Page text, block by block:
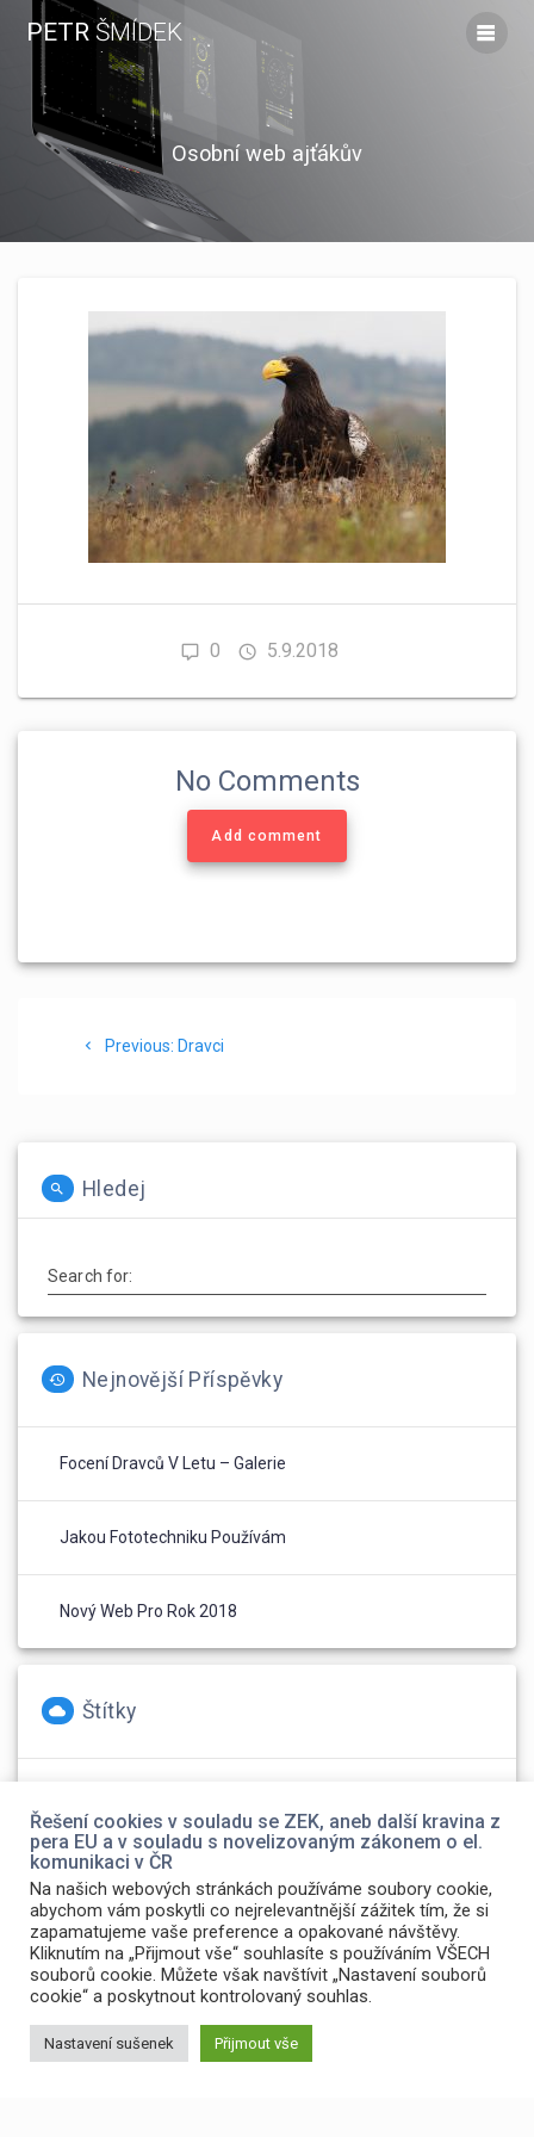
content
PETRŠMÍDEK
Osobní web ajťákův
0 5.9.2018
No Comments
Add comment
Previous: Previous
Dravci
Hledej
Search for:
Nejnovější Příspěvky
Focení Dravců V Letu – Galerie
Jakou Fototechniku Používám
Nový Web Pro Rok 2018
Štítky
Řešení cookies v souladu se ZEK, aneb další kravina z
pera EU a v souladu s novelizovaným zákonem o el.
komunikaci v ČR
Na našich webových stránkách používáme soubory cookie,
abychom vám poskytli co nejrelevantnější zážitek tím, že si
zapamatujeme vaše preference a opakované návštěvy.
Kliknutím na „Přijmout vše“ souhlasíte s používáním VŠECH
souborů cookie. Můžete však navštívit „Nastavení souborů
cookie“ a poskytnout kontrolovaný souhlas.
Nastavení sušenek Přijmout vše